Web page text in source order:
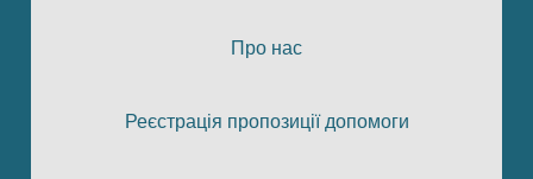
Про нас
Реєстрація пропозиції допомоги